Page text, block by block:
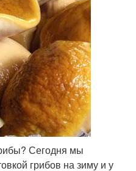
Сегодня мы
грибов на зиму и у